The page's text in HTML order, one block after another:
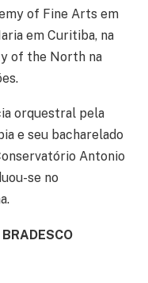
of Fine Arts em
em Curitiba, na
of the North na
orquestral pela
e seu bacharelado
Antonio
se no